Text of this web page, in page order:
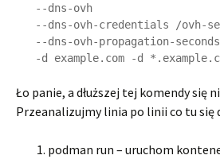
-d example.com -d
Ło panie, a dłuższej tej komendy się
Przeanalizujmy linia po linii co tu się
podman run – uruchom